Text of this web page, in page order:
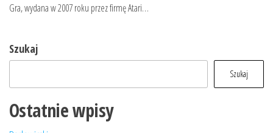
Gra, wydana w 2007 roku przez firmę Atari…
Szukaj
Szukaj
Ostatnie wpisy